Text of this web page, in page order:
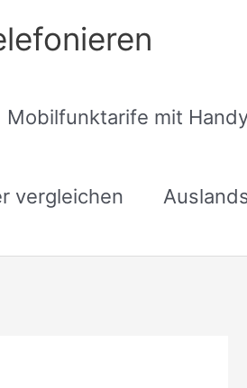
Mobilfunktarife mit
vergleichen